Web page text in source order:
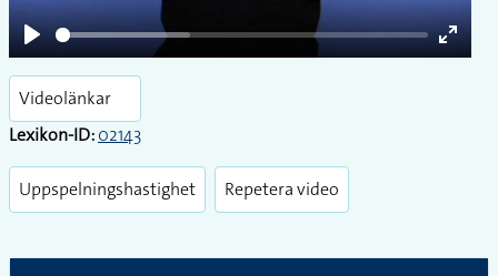
Play
Enter
Videolänkar
Lexikon-ID:02143
Uppspelningshastighet Repetera video